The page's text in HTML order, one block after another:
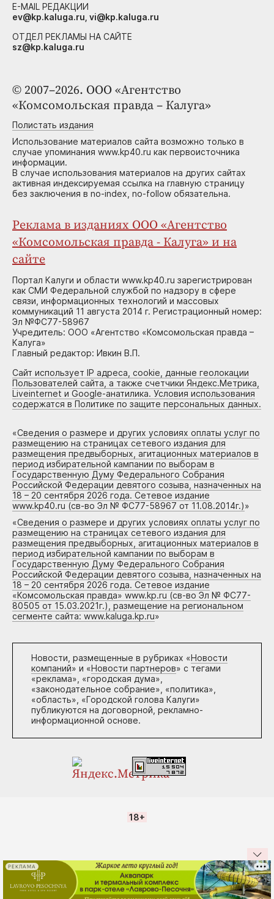
© 2007–2026. ООО «Агентство
«Комсомольская правда – Калуга»
Полистать издания
Использование материалов сайта возможно только в
случае упоминания www.kp40.ru как первоисточника
информации.
В случае использования материалов на других сайтах
активная индексируемая ссылка на главную страницу
без заключения в no-index, no-follow обязательна.
Реклама в изданиях ООО «Агентство
«Комсомольская правда - Калуга» и на
сайте
Портал Калуги и области www.kp40.ru зарегистрирован
как СМИ Федеральной службой по надзору в сфере
связи, информационных технологий и массовых
коммуникаций 11 августа 2014 г. Регистрационный номер:
Эл №ФС77-58967
Учредитель: ООО «Агентство «Комсомольская правда –
Калуга»
Главный редактор: Ивкин В.П.
Сайт использует IP адреса, cookie, данные геолокации
Пользователей сайта, а также счетчики Яндекс.Метрика,
Liveinternet и Google-анатилика. Условия использования
содержатся в Политике по защите персональных данных.
«Сведения о размере и других условиях оплаты услуг по
размещению на страницах сетевого издания для
размещения предвыборных, агитационных материалов в
период избирательной кампании по выборам в
Государственную Думу Федерального Собрания
Российской Федерации девятого созыва, назначенных на
18 – 20 сентября 2026 года. Сетевое издание
www.kp40.ru (св-во Эл № ФС77-58967 от 11.08.2014г.)»
«Сведения о размере и других условиях оплаты услуг по
размещению на страницах сетевого издания для
размещения предвыборных, агитационных материалов в
период избирательной кампании по выборам в
Государственную Думу Федерального Собрания
Российской Федерации девятого созыва, назначенных на
18 – 20 сентября 2026 года. Сетевое издание
«Комсомольская правда» www.kp.ru (св-во Эл № ФС77-
80505 от 15.03.2021г.), размещение на региональном
сегменте сайта: www.kaluga.kp.ru»
Новости, размещенные в рубриках «Новости
компаний» и «Новости партнеров» с тегами
«реклама», «городская дума»,
«законодательное собрание», «политика»,
«область», «Городской голова Калуги»
публикуются на договорной, рекламно-
информационной основе.
E-MAIL РЕДАКЦИИ
ev@kp.kaluga.ru, vi@kp.kaluga.ru
ОТДЕЛ РЕКЛАМЫ НА САЙТЕ
sz@kp.kaluga.ru
18+
РЕКЛАМА